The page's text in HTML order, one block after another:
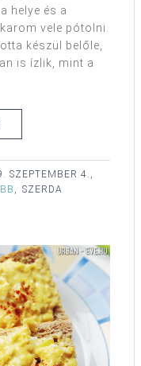
helye és a
vele pótolni.
készül belőle,
is ízlik, mint a
SZEPTEMBER 4.,
SZERDA
,